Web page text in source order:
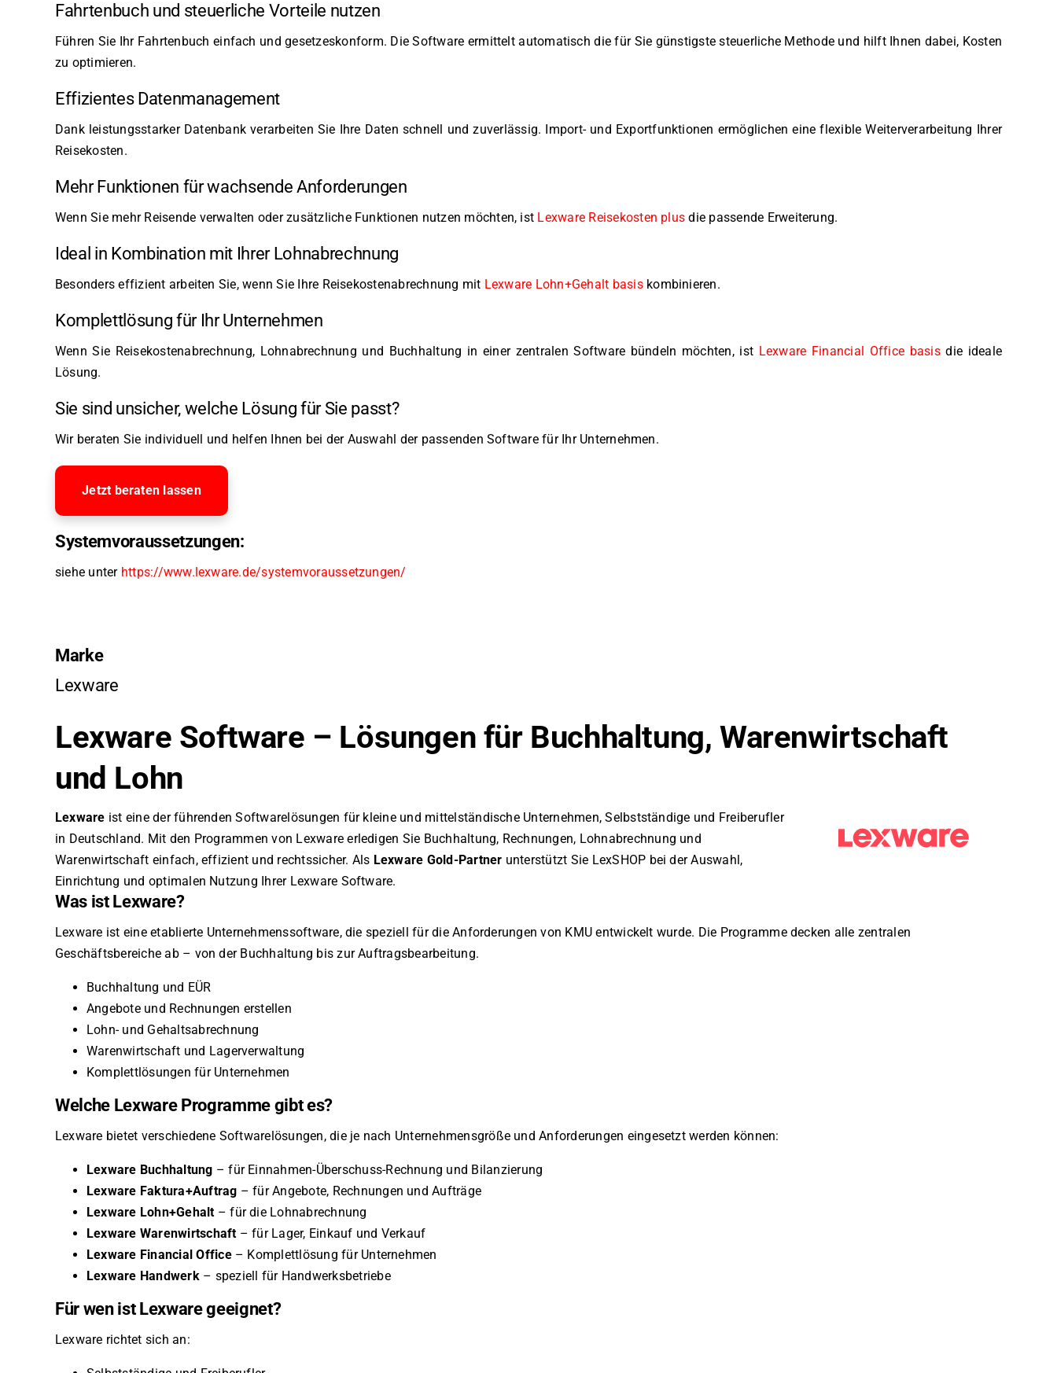
Fahrtenbuch und steuerliche Vorteile nutzen
Führen Sie Ihr Fahrtenbuch einfach und gesetzeskonform. Die Software ermittelt automatisch die für Sie günstigste steuerliche Methode und hilft Ihnen dabei, Kosten
zu optimieren.
Effizientes Datenmanagement
Dank leistungsstarker Datenbank verarbeiten Sie Ihre Daten schnell und zuverlässig. Import- und Exportfunktionen ermöglichen eine flexible Weiterverarbeitung Ihrer
Reisekosten.
Mehr Funktionen für wachsende Anforderungen
Wenn Sie mehr Reisende verwalten oder zusätzliche Funktionen nutzen möchten, ist Lexware Reisekosten plus die passende Erweiterung.
Ideal in Kombination mit Ihrer Lohnabrechnung
Besonders effizient arbeiten Sie, wenn Sie Ihre Reisekostenabrechnung mit Lexware Lohn+Gehalt basiskombinieren.
Komplettlösung für Ihr Unternehmen
Wenn Sie Reisekostenabrechnung, Lohnabrechnung und Buchhaltung in einer zentralen Software bündeln möchten, ist Lexware Financial Office basisdie ideale
Lösung.
Sie sind unsicher, welche Lösung für Sie passt?
Wir beraten Sie individuell und helfen Ihnen bei der Auswahl der passenden Software für Ihr Unternehmen.
Jetzt beraten lassen
Systemvoraussetzungen:
siehe unter https://www.lexware.de/systemvoraussetzungen/
Marke
Lexware
Lexware Software – Lösungen für Buchhaltung, Warenwirtschaft
und Lohn
Lexware ist eine der führenden Softwarelösungen für kleine und mittelständische Unternehmen, Selbstständige und Freiberufler
in Deutschland. Mit den Programmen von Lexware erledigen Sie Buchhaltung, Rechnungen, Lohnabrechnung und
Warenwirtschaft einfach, effizient und rechtssicher. Als Lexware Gold-Partner unterstützt Sie LexSHOP bei der Auswahl,
Einrichtung und optimalen Nutzung Ihrer Lexware Software.
Was ist Lexware?
Lexware ist eine etablierte Unternehmenssoftware, die speziell für die Anforderungen von KMU entwickelt wurde. Die Programme decken alle zentralen
Geschäftsbereiche ab – von der Buchhaltung bis zur Auftragsbearbeitung.
Buchhaltung und EÜR
Angebote und Rechnungen erstellen
Lohn- und Gehaltsabrechnung
Warenwirtschaft und Lagerverwaltung
Komplettlösungen für Unternehmen
Welche Lexware Programme gibt es?
Lexware bietet verschiedene Softwarelösungen, die je nach Unternehmensgröße und Anforderungen eingesetzt werden können:
Lexware Buchhaltung – für Einnahmen-Überschuss-Rechnung und Bilanzierung
Lexware Faktura+Auftrag – für Angebote, Rechnungen und Aufträge
Lexware Lohn+Gehalt – für die Lohnabrechnung
Lexware Warenwirtschaft – für Lager, Einkauf und Verkauf
Lexware Financial Office– Komplettlösung für Unternehmen
Lexware Handwerk– speziell für Handwerksbetriebe
Für wen ist Lexware geeignet?
Lexware richtet sich an: